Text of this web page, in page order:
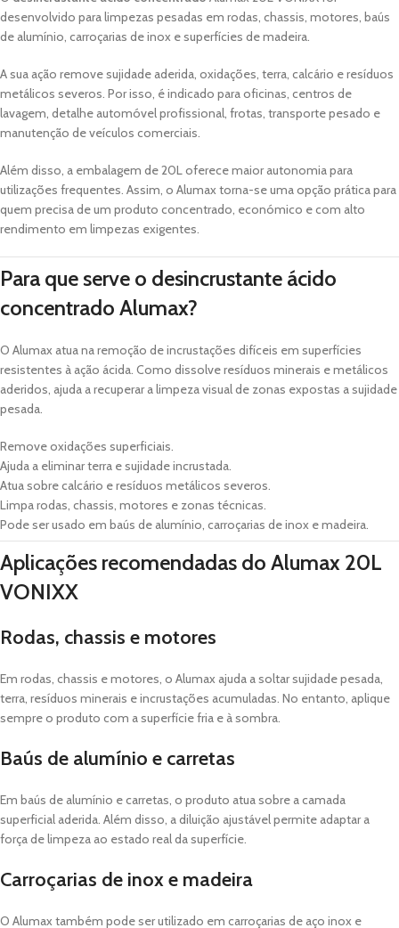
desenvolvido para limpezas pesadas em rodas, chassis, motores, baús
de alumínio, carroçarias de inox e superfícies de madeira.
A sua ação remove sujidade aderida, oxidações, terra, calcário e resíduos
metálicos severos. Por isso, é indicado para oficinas, centros de
lavagem, detalhe automóvel profissional, frotas, transporte pesado e
manutenção de veículos comerciais.
Além disso, a embalagem de 20L oferece maior autonomia para
utilizações frequentes. Assim, o Alumax torna-se uma opção prática para
quem precisa de um produto concentrado, económico e com alto
rendimento em limpezas exigentes.
Para que serve o desincrustante ácido
concentrado Alumax?
O Alumax atua na remoção de incrustações difíceis em superfícies
resistentes à ação ácida. Como dissolve resíduos minerais e metálicos
aderidos, ajuda a recuperar a limpeza visual de zonas expostas a sujidade
pesada.
Remove oxidações superficiais.
Ajuda a eliminar terra e sujidade incrustada.
Atua sobre calcário e resíduos metálicos severos.
Limpa rodas, chassis, motores e zonas técnicas.
Pode ser usado em baús de alumínio, carroçarias de inox e madeira.
Aplicações recomendadas do Alumax 20L
VONIXX
Rodas, chassis e motores
Em rodas, chassis e motores, o Alumax ajuda a soltar sujidade pesada,
terra, resíduos minerais e incrustações acumuladas. No entanto, aplique
sempre o produto com a superfície fria e à sombra.
Baús de alumínio e carretas
Em baús de alumínio e carretas, o produto atua sobre a camada
superficial aderida. Além disso, a diluição ajustável permite adaptar a
força de limpeza ao estado real da superfície.
Carroçarias de inox e madeira
O Alumax também pode ser utilizado em carroçarias de aço inox e